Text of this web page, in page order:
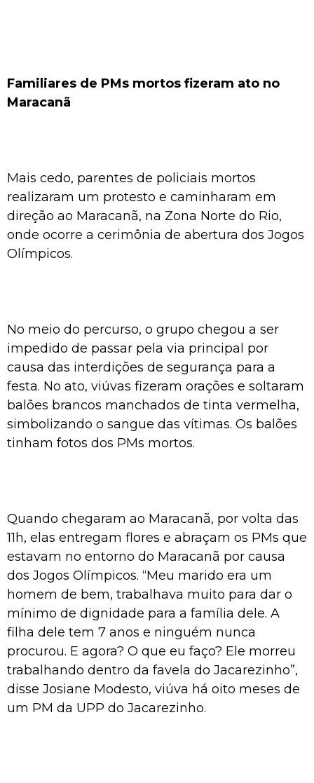
Familiares de PMs mortos fizeram ato no
Maracanã
Mais cedo, parentes de policiais mortos
realizaram um protesto e caminharam em
direção ao Maracanã, na Zona Norte do Rio,
onde ocorre a cerimônia de abertura dos Jogos
Olímpicos.
No meio do percurso, o grupo chegou a ser
impedido de passar pela via principal por
causa das interdições de segurança para a
festa. No ato, viúvas fizeram orações e soltaram
balões brancos manchados de tinta vermelha,
simbolizando o sangue das vítimas. Os balões
tinham fotos dos PMs mortos.
Quando chegaram ao Maracanã, por volta das
11h, elas entregam flores e abraçam os PMs que
estavam no entorno do Maracanã por causa
dos Jogos Olímpicos. “Meu marido era um
homem de bem, trabalhava muito para dar o
mínimo de dignidade para a família dele. A
filha dele tem 7 anos e ninguém nunca
procurou. E agora? O que eu faço? Ele morreu
trabalhando dentro da favela do Jacarezinho”,
disse Josiane Modesto, viúva há oito meses de
um PM da UPP do Jacarezinho.